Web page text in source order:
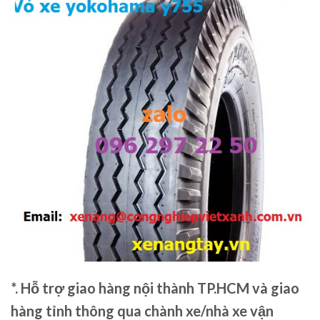
*. Hỗ trợ giao hàng nội thành TP.HCM và giao
hàng tỉnh thông qua chành xe/nhà xe vận